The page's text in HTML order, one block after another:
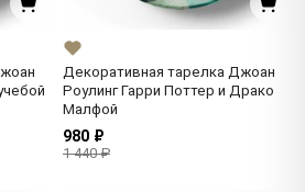
Декоративная тарелка Джоан
Роулинг Гарри Поттер и Драко
Малфой
980 ₽
1 440 ₽